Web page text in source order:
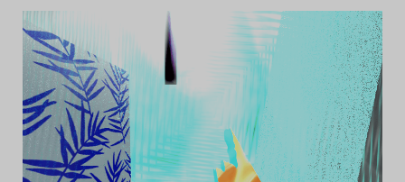
Das Theatertreffen-Blog
2018
Das Theatertreffen-Blog
2018 Alumni